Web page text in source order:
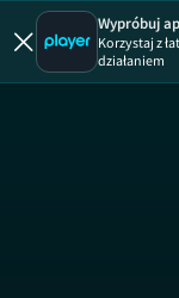
Wypróbuj
Korzystaj z
działaniem